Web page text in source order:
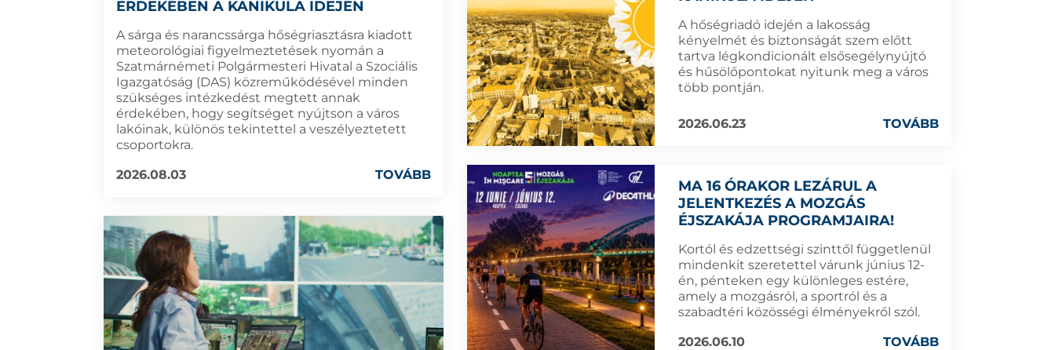
ÉRDEKÉBEN A KÁNIKULA IDEJÉN
A sárga és narancssárga hőségriasztásra kiadott
meteorológiai figyelmeztetések nyomán a
Szatmárnémeti Polgármesteri Hivatal a Szociális
Igazgatóság (DAS) közreműködésével minden
szükséges intézkedést megtett annak
érdekében, hogy segítséget nyújtson a város
lakóinak, különös tekintettel a veszélyeztetett
csoportokra.
2026.08.03
TOVÁBB
A hőségriadó idején a lakosság
kényelmét és biztonságát szem előtt
tartva légkondicionált elsősegélynyújtó
és hűsölőpontokat nyitunk meg a város
több pontján.
2026.06.23 TOVÁBB
MA 16 ÓRAKOR LEZÁRUL A
JELENTKEZÉS A MOZGÁS
ÉJSZAKÁJA PROGRAMJAIRA!
Kortól és edzettségi szinttől függetlenül
mindenkit szeretettel várunk június 12-
én, pénteken egy különleges estére,
amely a mozgásról, a sportról és a
szabadtéri közösségi élményekről szól.
2026.06.10
TOVÁBB